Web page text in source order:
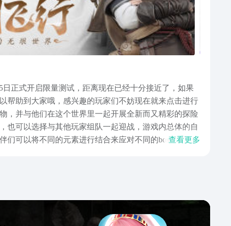
正式开启限量测试，距离现在已经十分接近了，如果
帮助到大家哦，感兴趣的玩家们不妨现在就来点击进行
，并与他们在这个世界里一起开展全新而又精彩的探险
也可以选择与其他玩家组队一起迎战，游戏内总体的自
可以将不同的元素进行结合来应对不同的boss。总的
查看更多